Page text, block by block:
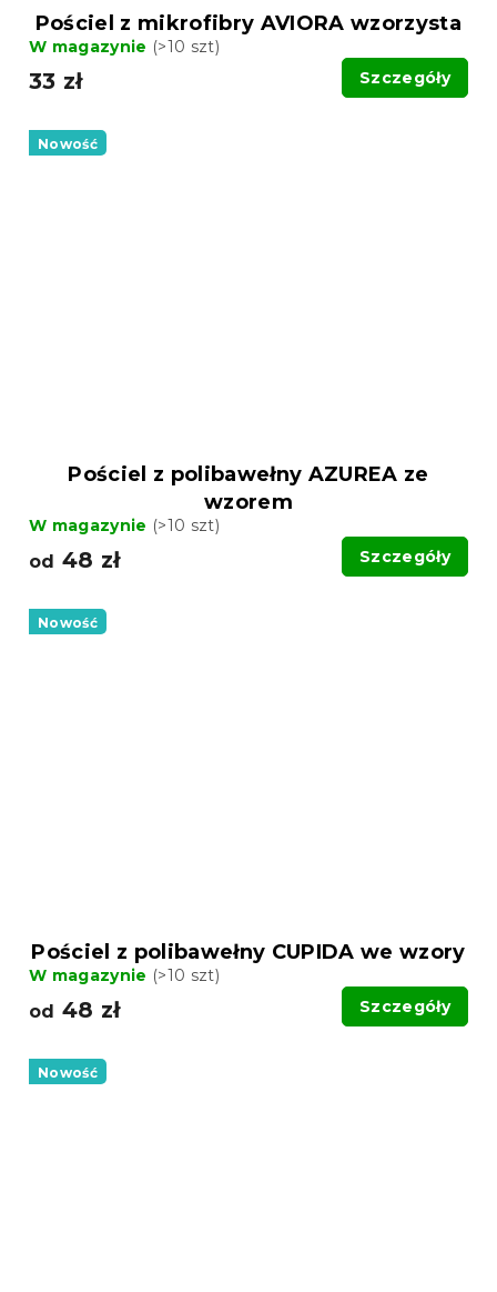
Pościel z mikrofibry AVIORA wzorzysta
W magazynie (>10 szt)
33 zł Szczegóły
Nowość
Pościel z polibawełny AZUREA ze
wzorem
W magazynie (>10 szt)
od 48 zł Szczegóły
Nowość
Pościel z polibawełny CUPIDA we wzory
W magazynie (>10 szt)
od 48 zł Szczegóły
Nowość